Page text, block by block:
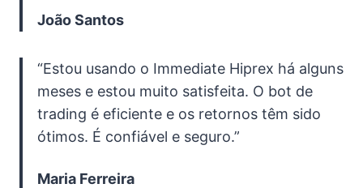
João Santos
“Estou usando o Immediate Hiprex há alguns
meses e estou muito satisfeita. O bot de
trading é eficiente e os retornos têm sido
ótimos. É confiável e seguro.”
Maria Ferreira